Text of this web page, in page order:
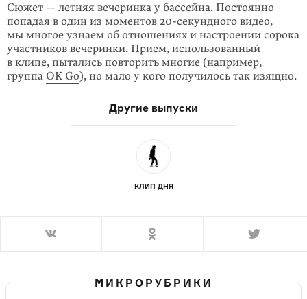
Сюжет — летняя вечеринка у бассейна. Постоянно
попадая в один из моментов 20-секундного видео,
мы многое узнаем об отношениях и настроении сорока
участ­ников вечеринки. Прием, использо­ванный
в клипе, пытались повторить многие (например,
группа OK Go), но мало у кого получилось так изящно.
Другие выпуски
КЛИП ДНЯ
МИКРОРУБРИКИ